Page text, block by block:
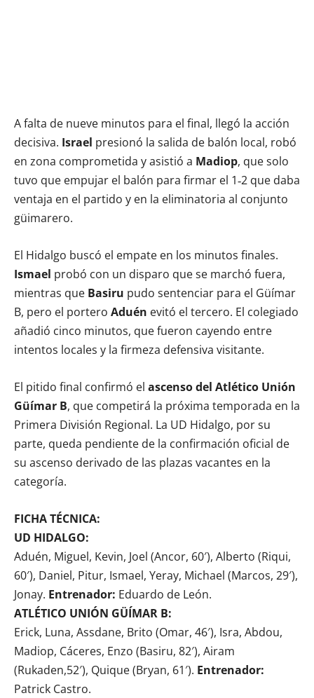
A falta de nueve minutos para el final, llegó la acción
decisiva. Israel presionó la salida de balón local, robó
en zona comprometida y asistió a Madiop, que solo
tuvo que empujar el balón para firmar el 1‑2 que daba
ventaja en el partido y en la eliminatoria al conjunto
güimarero.
El Hidalgo buscó el empate en los minutos finales.
Ismael probó con un disparo que se marchó fuera,
mientras que Basiru pudo sentenciar para el Güímar
B, pero el portero Aduén evitó el tercero. El colegiado
añadió cinco minutos, que fueron cayendo entre
intentos locales y la firmeza defensiva visitante.
El pitido final confirmó el ascenso del Atlético Unión
Güímar B, que competirá la próxima temporada en la
Primera División Regional. La UD Hidalgo, por su
parte, queda pendiente de la confirmación oficial de
su ascenso derivado de las plazas vacantes en la
categoría.
FICHA TÉCNICA:
UD HIDALGO:
Aduén, Miguel, Kevin, Joel (Ancor, 60′), Alberto (Riqui,
60′), Daniel, Pitur, Ismael, Yeray, Michael (Marcos, 29′),
Jonay. Entrenador: Eduardo de León.
ATLÉTICO UNIÓN GÜÍMAR B:
Erick, Luna, Assdane, Brito (Omar, 46′), Isra, Abdou,
Madiop, Cáceres, Enzo (Basiru, 82′), Airam
(Rukaden,52′), Quique (Bryan, 61′). Entrenador:
Patrick Castro.